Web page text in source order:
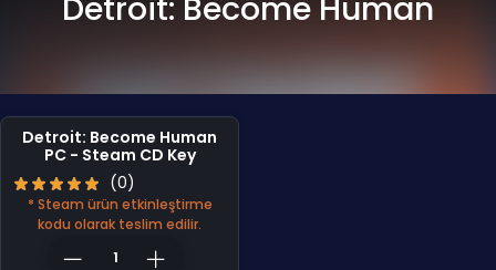
Detroit: Become Human
PC - Steam CD Key
(0)
* Steam ürün etkinleştirme
kodu olarak teslim edilir.